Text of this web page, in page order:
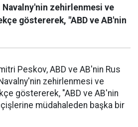
zehirlenmesi ve
göstererek, "ABD ve AB'nin
Peskov, ABD ve AB'nin Rus
zehirlenmesi ve
göstererek, "ABD ve AB'nin
içişlerine müdahaleden başka bir